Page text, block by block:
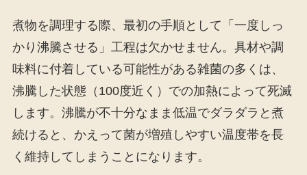
煮物を調理する際、最初の手順として「一度しっ
かり沸騰させる」工程は欠かせません。具材や調
味料に付着している可能性がある雑菌の多くは、
沸騰した状態（100度近く）での加熱によって死滅
します。沸騰が不十分なまま低温でダラダラと煮
続けると、かえって菌が増殖しやすい温度帯を長
く維持してしまうことになります。